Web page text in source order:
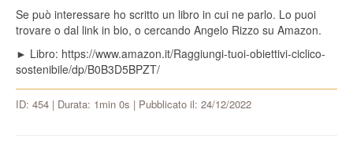
Se può interessare ho scritto un libro in cui ne parlo. Lo puoi
trovare o dal link in bio, o cercando Angelo Rizzo su Amazon.
► Libro: https://www.amazon.it/Raggiungi-tuoi-obiettivi-ciclico-
sostenibile/dp/B0B3D5BPZT/
ID: 454 | Durata: 1min 0s | Pubblicato il: 24/12/2022